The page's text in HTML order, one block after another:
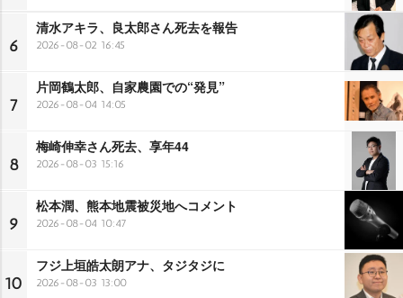
6
清水アキラ、良太郎さん死去を報告
2026-08-02 16:45
7
片岡鶴太郎、自家農園での“発見”
2026-08-04 14:05
8
梅崎伸幸さん死去、享年44
2026-08-03 15:16
9
松本潤、熊本地震被災地へコメント
2026-08-04 10:47
10
フジ上垣皓太朗アナ、タジタジに
2026-08-03 13:00